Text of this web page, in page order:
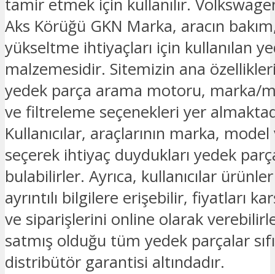
tamir etmek için kullanılır.
Aks Körüğü GKN Marka, aracın
yükseltme ihtiyaçları için kullanılan
malzemesidir. Sitemizin ana
yedek parça arama motoru, marka/
ve filtreleme seçenekleri yer
Kullanıcılar, araçlarının marka, model
seçerek ihtiyaç duydukları yedek
bulabilirler. Ayrıca, kullanıcılar
ayrıntılı bilgilere erişebilir, fiyatları
ve siparişlerini online olarak
satmış olduğu tüm yedek parçalar
distribütör garantisi altındadır.